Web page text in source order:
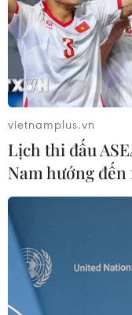
13/09/2021 01:55
Ngoài 1 người thiệt
Gia Lai có trên 10
hại; hơn 315 ha
hư hại từ 30-70%.
vietnamplus.vn
Lịch thi đấu
Nam hướng đến